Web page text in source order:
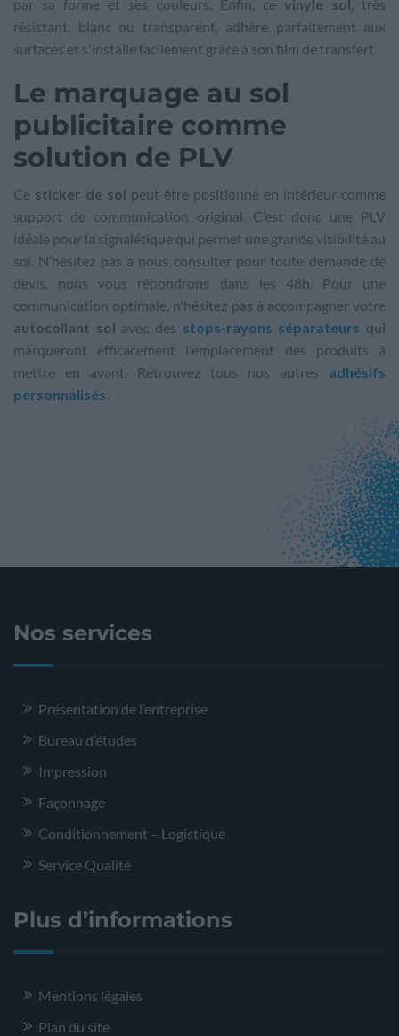
par sa forme et ses couleurs. Enfin, ce vinyle sol
, très
résistant, blanc ou transparent, adhère parfaitement aux
surfaces et s'installe facilement grâce à son film de transfert.
Le marquage au sol
publicitaire comme
solution de PLV
Ce sticker de sol peut être positionné en intérieur comme
support de communication original. C’est donc une PLV
idéale pour la signalétique qui permet une grande visibilité au
sol. N’hésitez pas à nous consulter pour toute demande de
devis, nous vous répondrons dans les 48h. Pour une
communication optimale, n'hésitez pas à accompagner votre
autocollant sol avec des stops-rayons séparateurs qui
marqueront efficacement l'emplacement des produits à
mettre en avant. Retrouvez tous nos autres adhésifs
personnalisés
Nos services
Présentation de l’entreprise
Bureau d’études
Impression
Façonnage
Conditionnement – Logistique
Service Qualité
Plus d’informations
Mentions légales
Plan du site